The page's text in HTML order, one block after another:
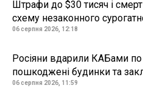
Штрафи до $30 тисяч і
схему незаконного
06 серпня 2026, 12:18
Росіяни вдарили КАБами по
пошкоджені будинки та
06 серпня 2026, 11:59